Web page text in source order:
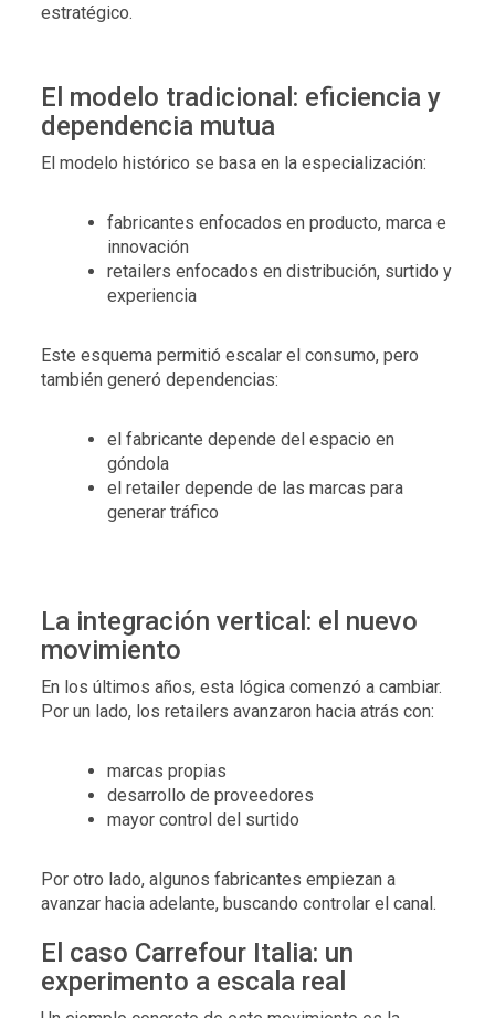
estratégico.
El modelo tradicional: eficiencia y
dependencia mutua
El modelo histórico se basa en la especialización:
fabricantes enfocados en producto, marca e
innovación
retailers enfocados en distribución, surtido y
experiencia
Este esquema permitió escalar el consumo, pero
también generó dependencias:
el fabricante depende del espacio en
góndola
el retailer depende de las marcas para
generar tráfico
La integración vertical: el nuevo
movimiento
En los últimos años, esta lógica comenzó a cambiar.
Por un lado, los retailers avanzaron hacia atrás con:
marcas propias
desarrollo de proveedores
mayor control del surtido
Por otro lado, algunos fabricantes empiezan a
avanzar hacia adelante, buscando controlar el canal.
El caso Carrefour Italia: un
experimento a escala real